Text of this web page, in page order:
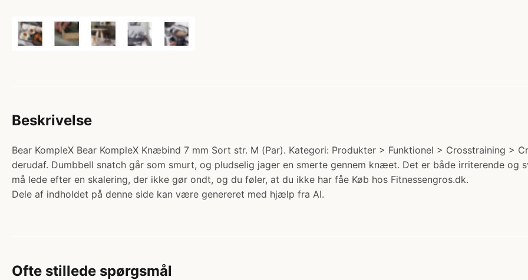
Beskrivelse
Bear KompleX Bear KompleX Knæbind 7 mm Sort str. M (Par). Kategori: Produkter > Funktionel > Crosstraining >
derudaf. Dumbbell snatch går som smurt, og pludselig jager en smerte gennem knæet. Det er både irriterende
må lede efter en skalering, der ikke gør ondt, og du føler, at du ikke har fåe Køb hos Fitnessengros.dk.
Dele af indholdet på denne side kan være genereret med hjælp fra AI.
Ofte stillede spørgsmål